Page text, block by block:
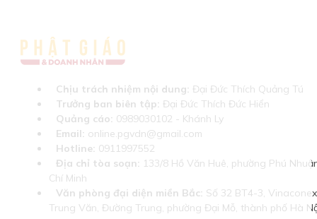
Chịu trách nhiệm nội dung: Đại Đức Thích Quảng Tú
Trưởng ban biên tập: Đại Đức Thích Đức Hiển
Quảng cáo: 0989030102 - Khánh Ly
Email: online.pgvdn@gmail.com
Hotline: 0911997552
Địa chỉ tòa soạn: 133/8 Hồ Văn Huê, phường Phú
Chí Minh
Văn phòng đại diện miền Bắc: Số 32 BT4-3,
Trung Văn, Đường Trung, phường Đại Mỗ, thành phố Hà